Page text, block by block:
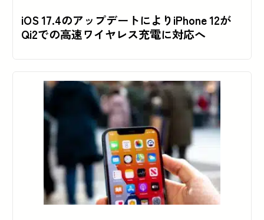
iOS 17.4のアップデートによりiPhone 12が
Qi2での高速ワイヤレス充電に対応へ